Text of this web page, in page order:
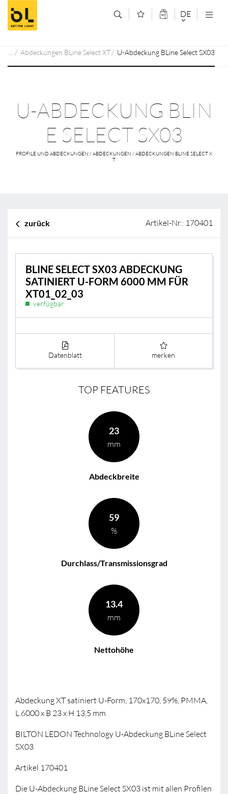
Zum Inhalt springen (Alt+0)
Zum Hauptmenü springen (Alt+1) DE
DEUTSCH
Abdeckungen BLine Select XT U-Abdeckung BLine Select SX03
U-ABDECKUNG BLIN
E SELECT SX03
PROFILE UND ABDECKUNGEN / ABDECKUNGEN / ABDECKUNGEN BLINE SELECT X
T
zurück Artikel-Nr.: 170401
BLINE SELECT SX03 ABDECKUNG
SATINIERT U-FORM 6000 MM FÜR
XT01_02_03
verfügbar
Datenblatt merken
TOP FEATURES
23
mm
Abdeckbreite
59
%
Durchlass/Transmissionsgrad
13.4
mm
Nettohöhe
Abdeckung XT satiniert U-Form, 170x170, 59%, PMMA,
L 6000 x B 23 x H 13,5 mm
BILTON LEDON Technology U-Abdeckung BLine Select
SX03
Artikel 170401
Die U-Abdeckung BLine Select SX03 ist mit allen Profilen